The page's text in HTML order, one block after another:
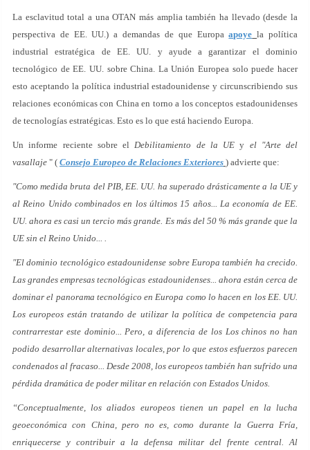
La esclavitud total a una OTAN más amplia también ha llevado (desde la
perspectiva de EE. UU.) a demandas de que Europaapoye la política
industrial estratégica de EE. UU. y ayude a garantizar el dominio
tecnológico de EE. UU. sobre China. La Unión Europea solo puede hacer
esto aceptando la política industrial estadounidense y circunscribiendo sus
relaciones económicas con China en torno a los conceptos estadounidenses
de tecnologías estratégicas. Esto es lo que está haciendo Europa.
Un informe reciente sobre elDebilitamiento de la UE y el "Arte del
vasallaje " ( Consejo Europeo de Relaciones Exteriores ) advierte que:
"Como medida bruta del PIB, EE. UU. ha superado drásticamente a la UE y
al Reino Unido combinados en los últimos 15 años... La economía de EE.
UU. ahora es casi un tercio más grande. Es más del 50 % más grande que la
UE sin el Reino Unido... .
"El dominio tecnológico estadounidense sobre Europa también ha crecido.
Las grandes empresas tecnológicas estadounidenses... ahora están cerca de
dominar el panorama tecnológico en Europa como lo hacen en los EE. UU.
Los europeos están tratando de utilizar la política de competencia para
contrarrestar este dominio... Pero, a diferencia de los Los chinos no han
podido desarrollar alternativas locales, por lo que estos esfuerzos parecen
condenados al fracaso... Desde 2008, los europeos también han sufrido una
pérdida dramática de poder militar en relación con Estados Unidos.
“Conceptualmente, los aliados europeos tienen un papel en la lucha
geoeconómica con China, pero no es, como durante la Guerra Fría,
enriquecerse y contribuir a la defensa militar del frente central. Al